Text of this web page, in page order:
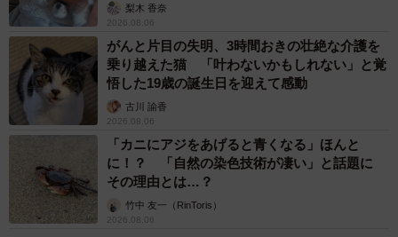
梨木 香奈
2026.08.06
がんと片目の失明、3時間おきの壮絶な介護を
乗り越えた猫 「叶わないかもしれない」と覚
悟した19歳の誕生日を迎えて感動
古川 諭香
2026.08.06
「カニにアジをあげると青くなる」ほんと
に！？ 「自然の染色技術が凄い」と話題に
その理由とは…？
竹中 友一（RinToris）
2026.08.06